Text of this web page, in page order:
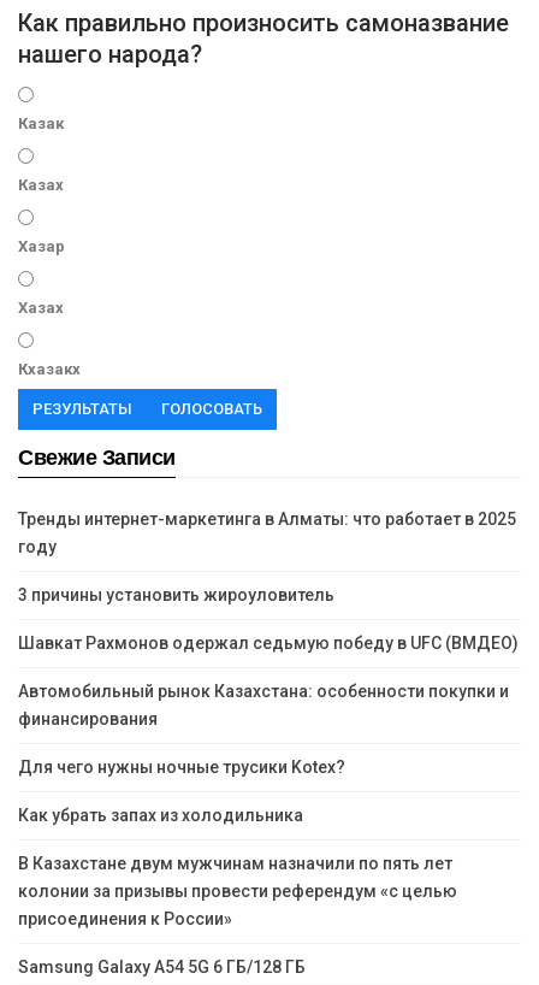
Как правильно произносить самоназвание
нашего народа?
Казак
Казах
Хазар
Хазах
Кхазакх
РЕЗУЛЬТАТЫ ГОЛОСОВАТЬ
Свежие Записи
Тренды интернет-маркетинга в Алматы: что работает в 2025
году
3 причины установить жироуловитель
Шавкат Рахмонов одержал седьмую победу в UFC (ВМДЕО)
Автомобильный рынок Казахстана: особенности покупки и
финансирования
Для чего нужны ночные трусики Kotex?
Как убрать запах из холодильника
В Казахстане двум мужчинам назначили по пять лет
колонии за призывы провести референдум «с целью
присоединения к России»
Samsung Galaxy A54 5G 6 ГБ/128 ГБ